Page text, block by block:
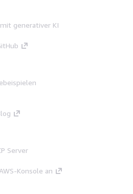
generativer KI
Server
Konsole an